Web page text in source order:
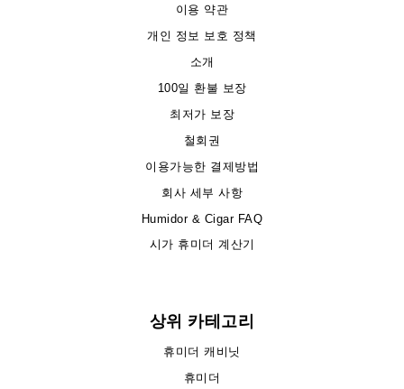
이용 약관
개인 정보 보호 정책
소개
100일 환불 보장
최저가 보장
철회권
이용가능한 결제방법
회사 세부 사항
Humidor & Cigar FAQ
시가 휴미더 계산기
상위 카테고리
휴미더 캐비닛
휴미더